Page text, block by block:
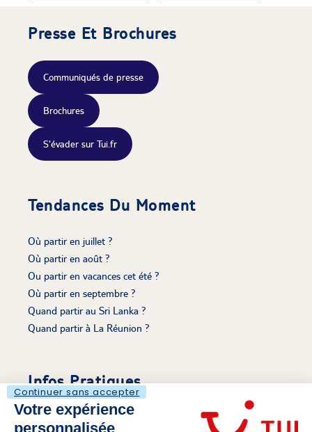
Presse Et Brochures
Communiqués de presse
Brochures
S'évader sur Tui.fr
Tendances Du Moment
Où partir en juillet ?
Où partir en août ?
Ou partir en vacances cet été ?
Où partir en septembre ?
Quand partir au Sri Lanka ?
Quand partir à La Réunion ?
Infos Pratiques
Découvrir Le Voyaging
Continuer sans accepter
Votre expérience
personnalisée